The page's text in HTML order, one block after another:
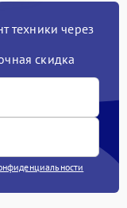
техники через
скидка